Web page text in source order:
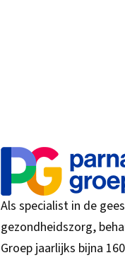
Als specialist in de
gezondheidszorg,
Groep jaarlijks bijna